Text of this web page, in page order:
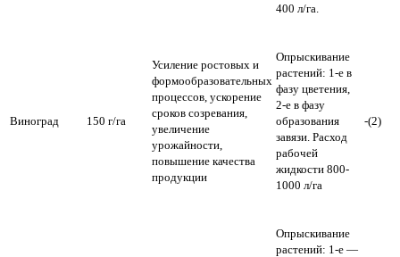
400 л/га.
Виноград 150 г/га
Усиление ростовых и
формообразовательных
процессов, ускорение
сроков созревания,
увеличение
урожайности,
повышение качества
продукции
Опрыскивание
растений: 1-е в
фазу цветения,
2-е в фазу
образования
завязи. Расход
рабочей
жидкости 800-
1000 л/га
-(2)
Опрыскивание
растений: 1-е —